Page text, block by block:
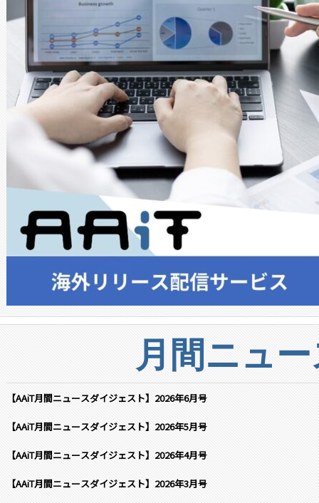
月間ニュ
【AAiT月間ニュースダイジェスト】2026年6月号
【AAiT月間ニュースダイジェスト】2026年5月号
【AAiT月間ニュースダイジェスト】2026年4月号
【AAiT月間ニュースダイジェスト】2026年3月号